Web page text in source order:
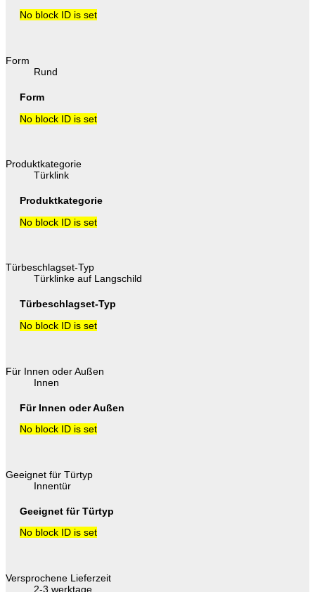
No block ID is set
Form
Rund
Form
No block ID is set
Produktkategorie
Türklink
Produktkategorie
No block ID is set
Türbeschlagset-Typ
Türklinke auf Langschild
Türbeschlagset-Typ
No block ID is set
Für Innen oder Außen
Innen
Für Innen oder Außen
No block ID is set
Geeignet für Türtyp
Innentür
Geeignet für Türtyp
No block ID is set
Versprochene Lieferzeit
2-3 werktage